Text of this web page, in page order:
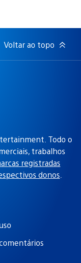
Voltar ao topo
Todo o
trabalhos
registradas
donos.